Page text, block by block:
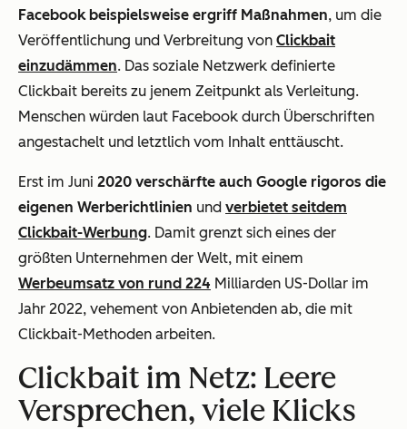
Facebook beispielsweise ergriff Maßnahmen, um die
Veröffentlichung und Verbreitung von Clickbait
einzudämmen. Das soziale Netzwerk definierte
Clickbait bereits zu jenem Zeitpunkt als Verleitung.
Menschen würden laut Facebook durch Überschriften
angestachelt und letztlich vom Inhalt enttäuscht.
Erst im Juni 2020 verschärfte auch Google rigoros die
eigenen Werberichtlinien und verbietet seitdem
Clickbait-Werbung. Damit grenzt sich eines der
größten Unternehmen der Welt, mit einem
Werbeumsatz von rund 224 Milliarden US-Dollar im
Jahr 2022, vehement von Anbietenden ab, die mit
Clickbait-Methoden arbeiten.
Clickbait im Netz: Leere
Versprechen, viele Klicks